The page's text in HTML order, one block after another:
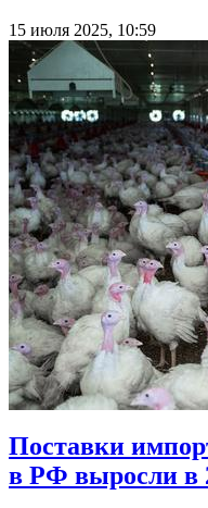
15 июля 2025, 10:59
Поставки
в РФ выросли в